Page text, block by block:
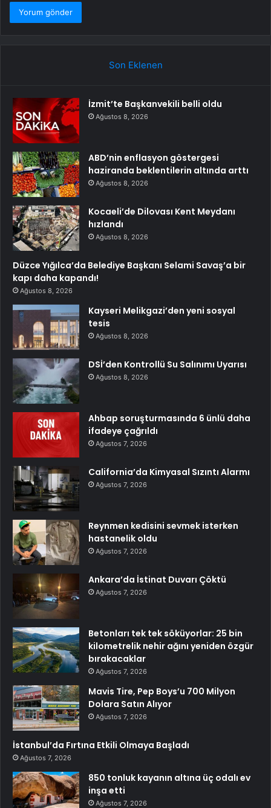
Son Eklenen
İzmit’te Başkanvekili belli oldu
Ağustos 8, 2026
ABD’nin enflasyon göstergesi
haziranda beklentilerin altında arttı
Ağustos 8, 2026
Kocaeli’de Dilovası Kent Meydanı
hızlandı
Ağustos 8, 2026
Düzce Yığılca’da Belediye Başkanı Selami Savaş’a bir
kapı daha kapandı!
Ağustos 8, 2026
Kayseri Melikgazi’den yeni sosyal
tesis
Ağustos 8, 2026
DSİ’den Kontrollü Su Salınımı Uyarısı
Ağustos 8, 2026
Ahbap soruşturmasında 6 ünlü daha
ifadeye çağrıldı
Ağustos 7, 2026
California’da Kimyasal Sızıntı Alarmı
Ağustos 7, 2026
Reynmen kedisini sevmek isterken
hastanelik oldu
Ağustos 7, 2026
Ankara’da İstinat Duvarı Çöktü
Ağustos 7, 2026
Betonları tek tek söküyorlar: 25 bin
kilometrelik nehir ağını yeniden özgür
bırakacaklar
Ağustos 7, 2026
Mavis Tire, Pep Boys’u 700 Milyon
Dolara Satın Alıyor
Ağustos 7, 2026
İstanbul’da Fırtına Etkili Olmaya Başladı
Ağustos 7, 2026
850 tonluk kayanın altına üç odalı ev
inşa etti
Ağustos 7, 2026